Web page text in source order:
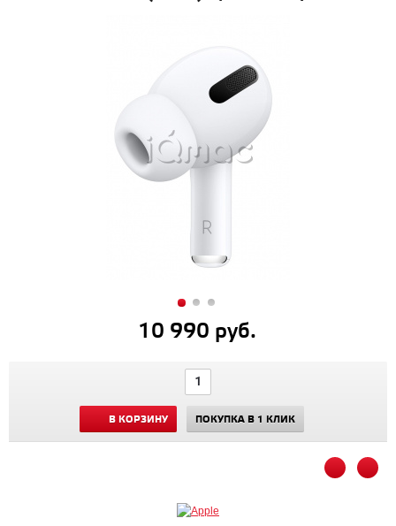
10 990 руб.
В КОРЗИНУ ПОКУПКА В 1 КЛИК